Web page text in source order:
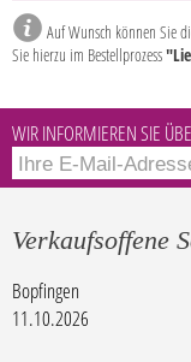
Auf Wunsch können Sie
Sie hierzu im Bestellprozess
WIR INFORMIEREN SIE
Verkaufsoffene
Bopfingen
11.10.2026